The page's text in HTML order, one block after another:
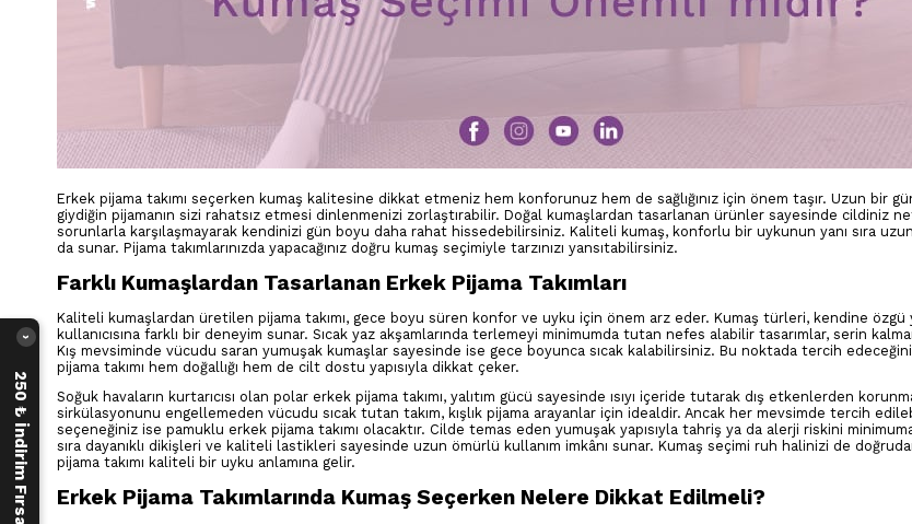
Erkek pijama takımı seçerken kumaş kalitesine dikkat etmeniz hem konforunuz hem de sağlığınız için önem taşır. Uzun bir
giydiğin pijamanın sizi rahatsız etmesi dinlenmenizi zorlaştırabilir. Doğal kumaşlardan tasarlanan ürünler sayesinde cildiniz
sorunlarla karşılaşmayarak kendinizi gün boyu daha rahat hissedebilirsiniz. Kaliteli kumaş, konforlu bir uykunun yanı sıra
da sunar. Pijama takımlarınızda yapacağınız doğru kumaş seçimiyle tarzınızı yansıtabilirsiniz.
Farklı Kumaşlardan Tasarlanan Erkek Pijama Takımları
Kaliteli kumaşlardan üretilen pijama takımı, gece boyu süren konfor ve uyku için önem arz eder. Kumaş türleri, kendine özgü
kullanıcısına farklı bir deneyim sunar. Sıcak yaz akşamlarında terlemeyi minimumda tutan nefes alabilir tasarımlar, serin
Kış mevsiminde vücudu saran yumuşak kumaşlar sayesinde ise gece boyunca sıcak kalabilirsiniz. Bu noktada tercih
pijama takımı hem doğallığı hem de cilt dostu yapısıyla dikkat çeker.
Soğuk havaların kurtarıcısı olan polar erkek pijama takımı, yalıtım gücü sayesinde ısıyı içeride tutarak dış etkenlerden
sirkülasyonunu engellemeden vücudu sıcak tutan takım, kışlık pijama arayanlar için idealdir. Ancak her mevsimde tercih
seçeneğiniz ise pamuklu erkek pijama takımı olacaktır. Cilde temas eden yumuşak yapısıyla tahriş ya da alerji riskini
sıra dayanıklı dikişleri ve kaliteli lastikleri sayesinde uzun ömürlü kullanım imkânı sunar. Kumaş seçimi ruh halinizi de
pijama takımı kaliteli bir uyku anlamına gelir.
Erkek Pijama Takımlarında Kumaş Seçerken Nelere Dikkat Edilmeli?
250 ₺ İndirim Fırsatı
›